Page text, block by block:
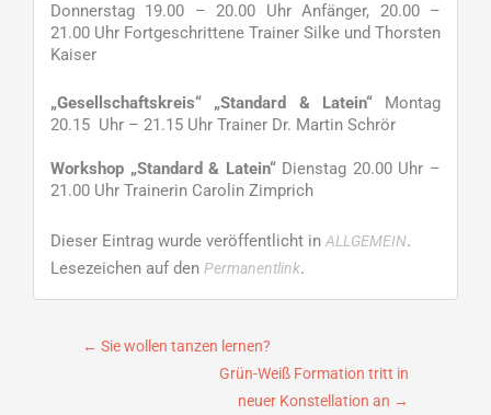
Donnerstag 19.00 – 20.00 Uhr Anfänger, 20.00 –
21.00 Uhr Fortgeschrittene Trainer Silke und Thorsten
Kaiser
„Gesellschaftskreis“ „Standard & Latein“Montag
20.15 Uhr – 21.15 Uhr Trainer Dr. Martin Schrör
Workshop „Standard & Latein“Dienstag 20.00 Uhr –
21.00 Uhr Trainerin Carolin Zimprich
Dieser Eintrag wurde veröffentlicht in ALLGEMEIN.
Lesezeichen auf den Permanentlink.
Beitragsnavigation
← Sie wollen tanzen lernen?
Grün-Weiß Formation tritt in
neuer Konstellation an →